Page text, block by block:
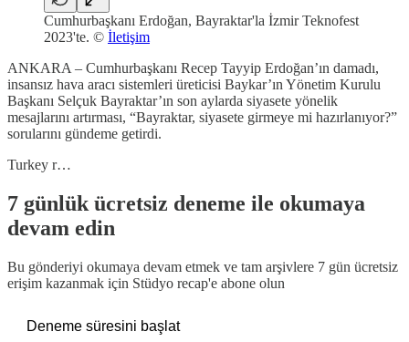
Cumhurbaşkanı Erdoğan, Bayraktar'la İzmir Teknofest
2023'te. © İletişim
ANKARA – Cumhurbaşkanı Recep Tayyip Erdoğan’ın damadı,
insansız hava aracı sistemleri üreticisi Baykar’ın Yönetim Kurulu
Başkanı Selçuk Bayraktar’ın son aylarda siyasete yönelik
mesajlarını artırması, “Bayraktar, siyasete girmeye mi hazırlanıyor?”
sorularını gündeme getirdi.
Turkey r…
7 günlük ücretsiz deneme ile okumaya
devam edin
Bu gönderiyi okumaya devam etmek ve tam arşivlere 7 gün ücretsiz
erişim kazanmak için Stüdyo recap'e abone olun
Deneme süresini başlat